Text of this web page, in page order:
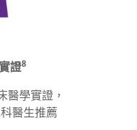
證8
醫學實證，
醫生推薦